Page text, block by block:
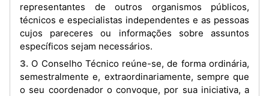
representantes de outros organismos públicos,
técnicos e especialistas independentes e as pessoas
cujos pareceres ou informações sobre assuntos
específicos sejam necessários.
3. O Conselho Técnico reúne-se, de forma ordinária,
semestralmente e, extraordinariamente, sempre que
o seu coordenador o convoque, por sua iniciativa, a